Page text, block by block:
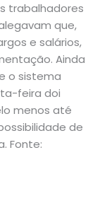
trabalhadores
que,
e salários,
Ainda
o sistema
feira doi
menos até
de
Fonte: